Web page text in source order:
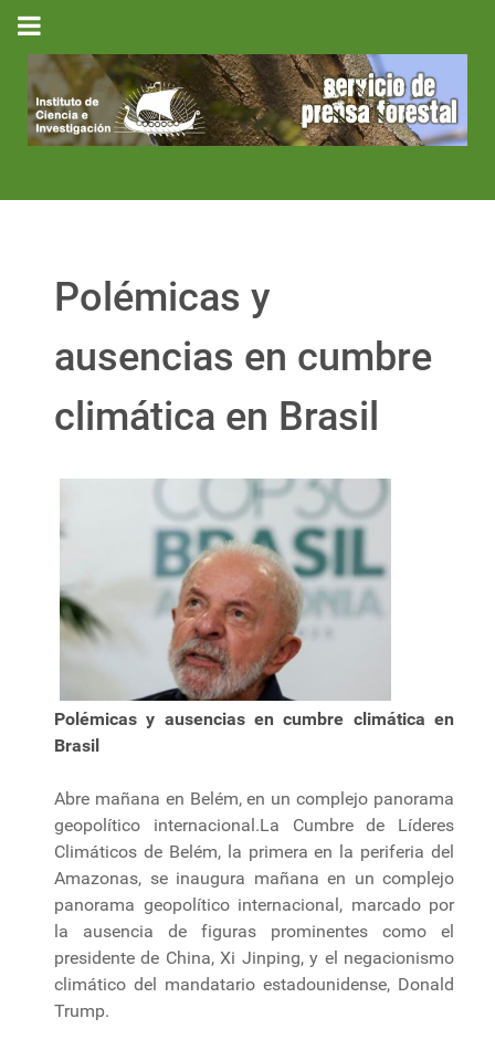
Polémicas y
ausencias en cumbre
climática en Brasil
Polémicas y ausencias en cumbre climática en
Brasil
Abre mañana en Belém, en un complejo panorama
geopolítico internacional.La Cumbre de Líderes
Climáticos de Belém, la primera en la periferia del
Amazonas, se inaugura mañana en un complejo
panorama geopolítico internacional, marcado por
la ausencia de figuras prominentes como el
presidente de China, Xi Jinping, y el negacionismo
climático del mandatario estadounidense, Donald
Trump.